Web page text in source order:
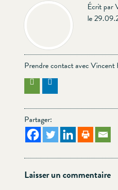
Écrit par
le
Prendre contact avec Vincent
Partager:
Laisser un commentaire